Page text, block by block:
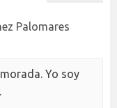
Palomares
Yo soy